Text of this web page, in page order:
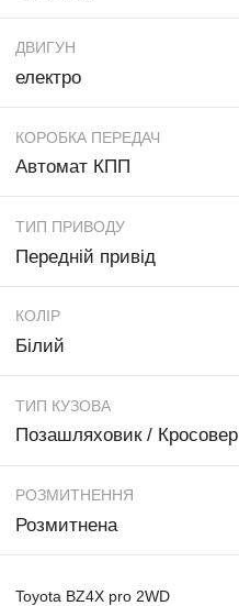
ДВИГУН
електро
КОРОБКА ПЕРЕДАЧ
Автомат КПП
ТИП ПРИВОДУ
Передній привід
КОЛІР
Білий
ТИП КУЗОВА
Позашляховик / Кросовер
РОЗМИТНЕННЯ
Розмитнена
Toyota BZ4X pro 2WD